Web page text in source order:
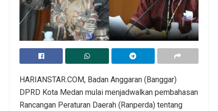
HARIANSTAR.COM, Badan Anggaran (Banggar)
DPRD Kota Medan mulai menjadwalkan pembahasan
Rancangan Peraturan Daerah (Ranperda) tentang